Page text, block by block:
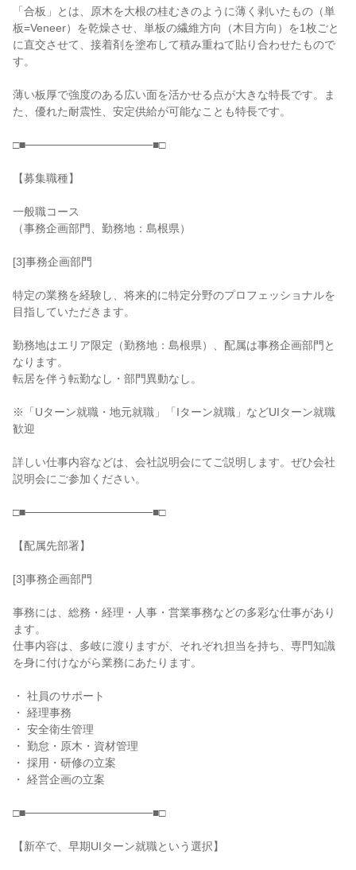
「合板」とは、原木を大根の桂むきのように薄く剥いたもの（単
板=Veneer）を乾燥させ、単板の繊維方向（木目方向）を1枚ごと
に直交させて、接着剤を塗布して積み重ねて貼り合わせたもので
す。
薄い板厚で強度のある広い面を活かせる点が大きな特長です。ま
た、優れた耐震性、安定供給が可能なことも特長です。
□■────────────────■□
【募集職種】
一般職コース
（事務企画部門、勤務地：島根県）
[3]事務企画部門
特定の業務を経験し、将来的に特定分野のプロフェッショナルを
目指していただきます。
勤務地はエリア限定（勤務地：島根県）、配属は事務企画部門と
なります。
転居を伴う転勤なし・部門異動なし。
※「Uターン就職・地元就職」「Iターン就職」などUIターン就職
歓迎
詳しい仕事内容などは、会社説明会にてご説明します。ぜひ会社
説明会にご参加ください。
□■────────────────■□
【配属先部署】
[3]事務企画部門
事務には、総務・経理・人事・営業事務などの多彩な仕事があり
ます。
仕事内容は、多岐に渡りますが、それぞれ担当を持ち、専門知識
を身に付けながら業務にあたります。
・ 社員のサポート
・ 経理事務
・ 安全衛生管理
・ 勤怠・原木・資材管理
・ 採用・研修の立案
・ 経営企画の立案
□■────────────────■□
【新卒で、早期UIターン就職という選択】